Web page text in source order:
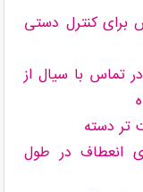
برای کنترل دستی
تماس با سیال از
انعطاف در طول